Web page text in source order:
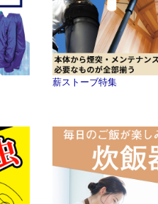
薪ストーブ特集